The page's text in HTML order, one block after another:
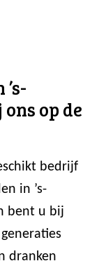
op de
bedrijf
in ’s-
bent u bij
dranken